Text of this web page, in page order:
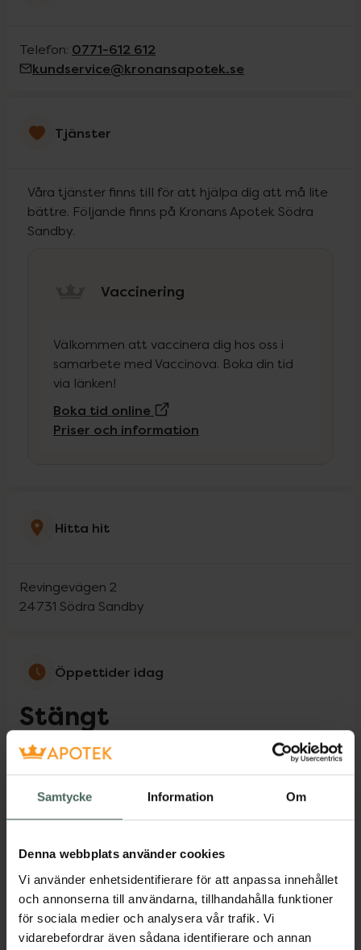
Samtycke Information Om
Denna webbplats använder cookies
Vi använder enhetsidentifierare för att anpassa innehållet
och annonserna till användarna, tillhandahålla funktioner
för sociala medier och analysera vår trafik. Vi
vidarebefordrar även sådana identifierare och annan
Telefon: 0771-612 612
kundservice@kronansapotek.se
Tjänster
Våra tjänster finns till för att hjälpa dig att må lite
bättre. Följande finns på Kronans Apotek Södra
Sandby.
Vaccinering
Välkommen att vaccinera dig hos oss i
samarbete med Vaccinova. Boka din tid
via länken!
Boka tid online
Priser och information
Hitta hit
Revingevägen 2
24731 Södra Sandby
Öppettider idag
Stängt
Onsdag 09:00-18:00
Torsdag 09:00-18:00
Fredag 09:00-18:00